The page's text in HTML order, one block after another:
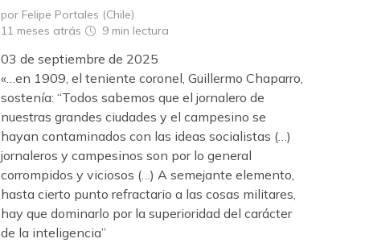
por Felipe Portales (Chile)
11 meses atrás
9 min lectura
03 de septiembre de 2025
«…en 1909, el teniente coronel, Guillermo Chaparro,
sostenía: “Todos sabemos que el jornalero de
nuestras grandes ciudades y el campesino se
hayan contaminados con las ideas socialistas (…)
jornaleros y campesinos son por lo general
corrompidos y viciosos (…) A semejante elemento,
hasta cierto punto refractario a las cosas militares,
hay que dominarlo por la superioridad del carácter
de la inteligencia”